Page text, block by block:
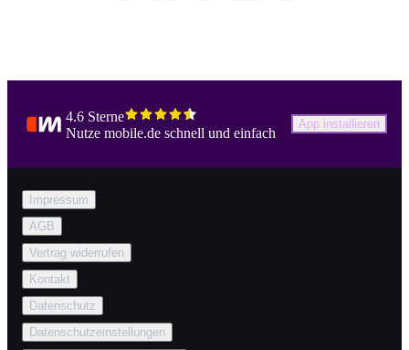
4.6 Sterne
Nutze mobile.de schnell und einfach
App installieren
Impressum
AGB
Vertrag widerrufen
Kontakt
Datenschutz
Datenschutzeinstellungen